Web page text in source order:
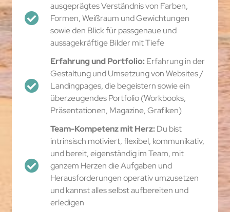
ausgeprägtes Verständnis von Farben,
Formen, Weißraum und Gewichtungen
sowie den Blick für passgenaue und
aussagekräftige Bilder mit Tiefe
Erfahrung und Portfolio:Erfahrung in der
Gestaltung und Umsetzung von Websites /
Landingpages, die begeistern sowie ein
überzeugendes Portfolio (Workbooks,
Präsentationen, Magazine, Grafiken)
Team-Kompetenz mit Herz:Du bist
intrinsisch motiviert, flexibel, kommunikativ,
und bereit, eigenständig im Team, mit
ganzem Herzen die Aufgaben und
Herausforderungen operativ umzusetzen
und kannst alles selbst aufbereiten und
erledigen